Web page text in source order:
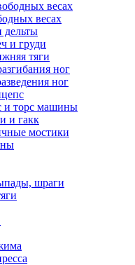
весах
дельты
и груди
тяги
ног
ног
и торс машины
и гакк
мостики
шраги